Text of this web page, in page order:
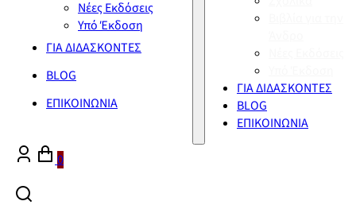
Νέες Εκδόσεις
Υπό Έκδοση
ΓΙΑ ΔΙΔΑΣΚΟΝΤΕΣ
BLOG
ΕΠΙΚΟΙΝΩΝΙΑ
ΓΙΑ ΔΙΔΑΣΚΟΝΤΕΣ
BLOG
ΕΠΙΚΟΙΝΩΝΙΑ
0